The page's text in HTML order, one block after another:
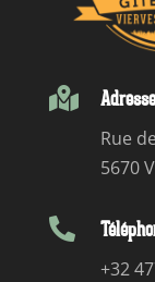
 Adresse
Rue
5670

+32